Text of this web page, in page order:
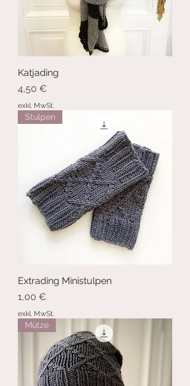
Katjading
Preis
4,50 €
exkl. MwSt.
Stulpen
Extrading Ministulpen
Preis
1,00 €
exkl. MwSt.
Mütze